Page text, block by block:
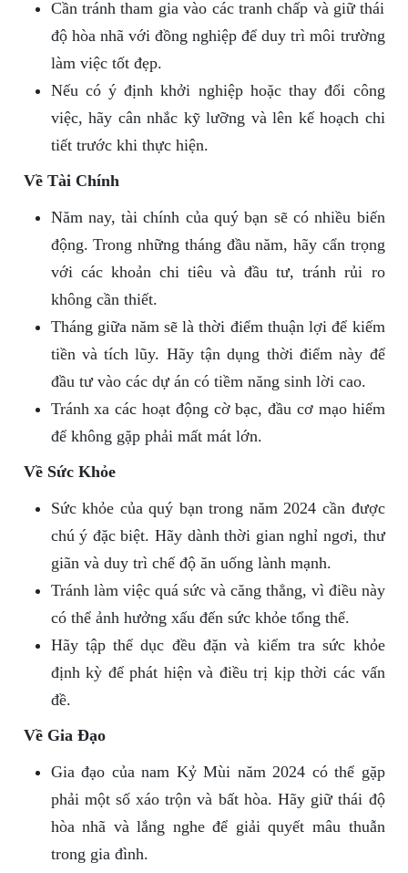
Cần tránh tham gia vào các tranh chấp và giữ thái
độ hòa nhã với đồng nghiệp để duy trì môi trường
làm việc tốt đẹp.
Nếu có ý định khởi nghiệp hoặc thay đổi công
việc, hãy cân nhắc kỹ lưỡng và lên kế hoạch chi
tiết trước khi thực hiện.
Về Tài Chính
Năm nay, tài chính của quý bạn sẽ có nhiều biến
động. Trong những tháng đầu năm, hãy cẩn trọng
với các khoản chi tiêu và đầu tư, tránh rủi ro
không cần thiết.
Tháng giữa năm sẽ là thời điểm thuận lợi để kiếm
tiền và tích lũy. Hãy tận dụng thời điểm này để
đầu tư vào các dự án có tiềm năng sinh lời cao.
Tránh xa các hoạt động cờ bạc, đầu cơ mạo hiểm
để không gặp phải mất mát lớn.
Về Sức Khỏe
Sức khỏe của quý bạn trong năm 2024 cần được
chú ý đặc biệt. Hãy dành thời gian nghỉ ngơi, thư
giãn và duy trì chế độ ăn uống lành mạnh.
Tránh làm việc quá sức và căng thẳng, vì điều này
có thể ảnh hưởng xấu đến sức khỏe tổng thể.
Hãy tập thể dục đều đặn và kiểm tra sức khỏe
định kỳ để phát hiện và điều trị kịp thời các vấn
đề.
Về Gia Đạo
Gia đạo của nam Kỷ Mùi năm 2024 có thể gặp
phải một số xáo trộn và bất hòa. Hãy giữ thái độ
hòa nhã và lắng nghe để giải quyết mâu thuẫn
trong gia đình.